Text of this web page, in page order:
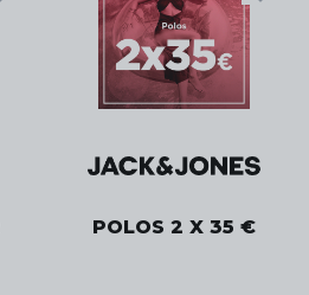
POLOS 2 X 35 €